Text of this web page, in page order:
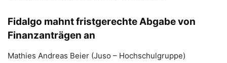
Fidalgo mahnt fristgerechte Abgabe von
Finanzanträgen an
Mathies Andreas Beier (Juso – Hochschulgruppe)